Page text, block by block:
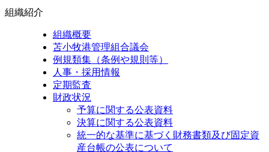
組織紹介
組織概要
苫小牧港管理組合議会
例規類集（条例や規則等）
人事・採用情報
定期監査
財政状況
予算に関する公表資料
決算に関する公表資料
統一的な基準に基づく財務書類及び固定資
産台帳の公表について